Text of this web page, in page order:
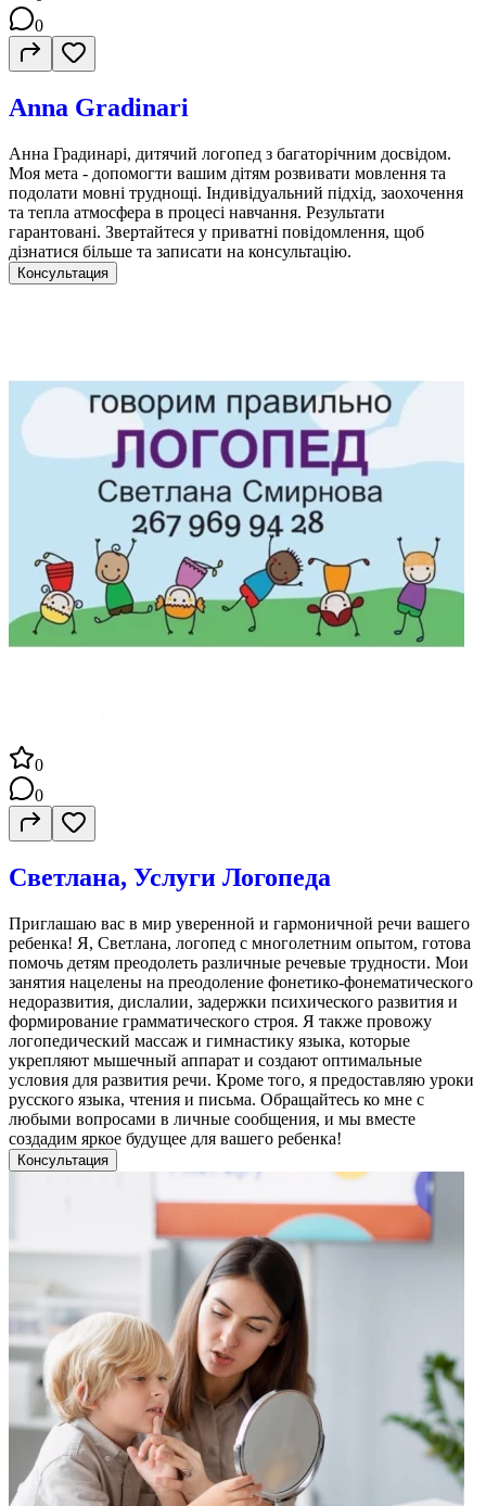
0
Anna Gradinari
Анна Градинарі, дитячий логопед з багаторічним досвідом.
Моя мета - допомогти вашим дітям розвивати мовлення та
подолати мовні труднощі. Індивідуальний підхід, заохочення
та тепла атмосфера в процесі навчання. Результати
гарантовані. Звертайтеся у приватні повідомлення, щоб
дізнатися більше та записати на консультацію.
Консультация
0
0
Светлана, Услуги Логопеда
Приглашаю вас в мир уверенной и гармоничной речи вашего
ребенка! Я, Светлана, логопед с многолетним опытом, готова
помочь детям преодолеть различные речевые трудности. Мои
занятия нацелены на преодоление фонетико-фонематического
недоразвития, дислалии, задержки психического развития и
формирование грамматического строя. Я также провожу
логопедический массаж и гимнастику языка, которые
укрепляют мышечный аппарат и создают оптимальные
условия для развития речи. Кроме того, я предоставляю уроки
русского языка, чтения и письма. Обращайтесь ко мне с
любыми вопросами в личные сообщения, и мы вместе
создадим яркое будущее для вашего ребенка!
Консультация